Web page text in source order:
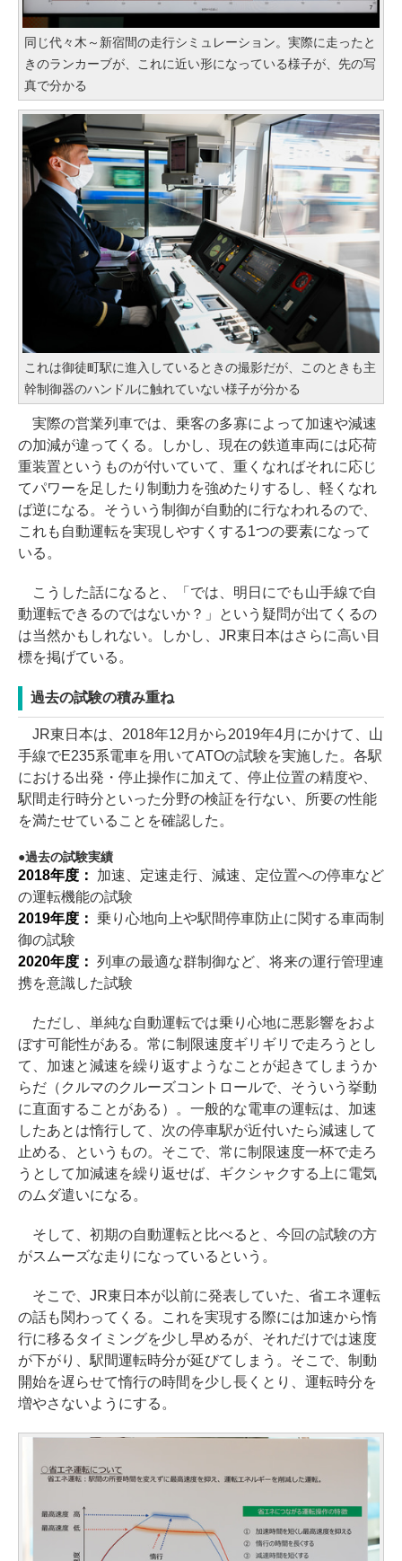
同じ代々木～新宿間の走行シミュレーション。実際に走ったと
きのランカーブが、これに近い形になっている様子が、先の写
真で分かる
これは御徒町駅に進入しているときの撮影だが、このときも主
幹制御器のハンドルに触れていない様子が分かる
実際の営業列車では、乗客の多寡によって加速や減速
の加減が違ってくる。しかし、現在の鉄道車両には応荷
重装置というものが付いていて、重くなればそれに応じ
てパワーを足したり制動力を強めたりするし、軽くなれ
ば逆になる。そういう制御が自動的に行なわれるので、
これも自動運転を実現しやすくする1つの要素になって
いる。
こうした話になると、「では、明日にでも山手線で自
動運転できるのではないか？」という疑問が出てくるの
は当然かもしれない。しかし、JR東日本はさらに高い目
標を掲げている。
過去の試験の積み重ね
JR東日本は、2018年12月から2019年4月にかけて、山
手線でE235系電車を用いてATOの試験を実施した。各駅
における出発・停止操作に加えて、停止位置の精度や、
駅間走行時分といった分野の検証を行ない、所要の性能
を満たせていることを確認した。
過去の試験実績
2018年度： 加速、定速走行、減速、定位置への停車など
の運転機能の試験
2019年度： 乗り心地向上や駅間停車防止に関する車両制
御の試験
2020年度： 列車の最適な群制御など、将来の運行管理連
携を意識した試験
ただし、単純な自動運転では乗り心地に悪影響をおよ
ぼす可能性がある。常に制限速度ギリギリで走ろうとし
て、加速と減速を繰り返すようなことが起きてしまうか
らだ（クルマのクルーズコントロールで、そういう挙動
に直面することがある）。一般的な電車の運転は、加速
したあとは惰行して、次の停車駅が近付いたら減速して
止める、というもの。そこで、常に制限速度一杯で走ろ
うとして加減速を繰り返せば、ギクシャクする上に電気
のムダ遣いになる。
そして、初期の自動運転と比べると、今回の試験の方
がスムーズな走りになっているという。
そこで、JR東日本が以前に発表していた、省エネ運転
の話も関わってくる。これを実現する際には加速から惰
行に移るタイミングを少し早めるが、それだけでは速度
が下がり、駅間運転時分が延びてしまう。そこで、制動
開始を遅らせて惰行の時間を少し長くとり、運転時分を
増やさないようにする。